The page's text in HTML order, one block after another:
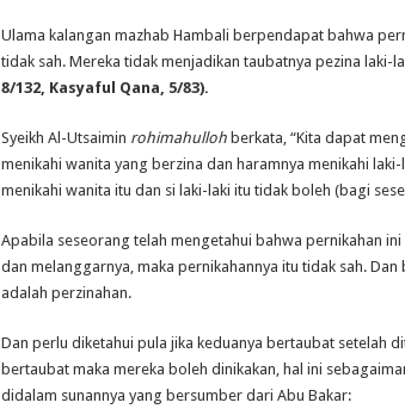
Ulama kalangan mazhab Hambali berpendapat bahwa
tidak sah. Mereka tidak menjadikan taubatnya pezina laki-
8/132, Kasyaful Qana, 5/83).
Syeikh Al-Utsaimin rohimahullohberkata, “Kita dapat
menikahi wanita yang berzina dan haramnya menikahi
menikahi wanita itu dan si laki-laki itu tidak boleh (bagi
Apabila seseorang telah mengetahui bahwa pernikahan
dan melanggarnya, maka pernikahannya itu tidak sah.
adalah perzinahan.
Dan perlu diketahui pula jika keduanya bertaubat setelah
bertaubat maka mereka boleh dinikakan, hal ini
didalam sunannya yang bersumber dari Abu Bakar: